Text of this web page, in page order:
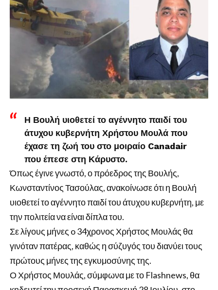
Η Βουλή υιοθετεί το αγέννητο παιδί του
άτυχου κυβερνήτη Χρήστου Μουλά που
έχασε τη ζωή του στο μοιραίο Canadair
που έπεσε στη Κάρυστο.
Όπως έγινε γνωστό, ο πρόεδρος της Βουλής,
Κωνσταντίνος Τασούλας, ανακοίνωσε ότι η Βουλή
υιοθετεί το αγέννητο παιδί του άτυχου κυβερνήτη, με
την πολιτεία να είναι δίπλα του.
Σε λίγους μήνες o 34χρονος Χρήστος Μουλάς θα
γινόταν πατέρας, καθώς η σύζυγός του διανύει τους
πρώτους μήνες της εγκυμοσύνης της.
Ο Χρήστος Μουλάς, σύμφωνα με το Flashnews, θα